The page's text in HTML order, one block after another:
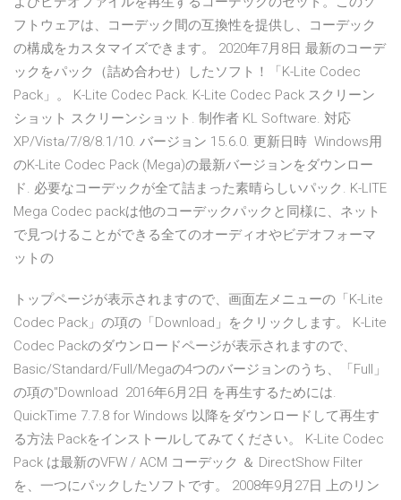
フトウェアは、コーデック間の互換性を提供し、コーデック
の構成をカスタマイズできます。 2020年7月8日 最新のコーデ
ックをパック（詰め合わせ）したソフト！「K-Lite Codec
Pack」。 K-Lite Codec Pack. K-Lite Codec Pack スクリーン
ショット スクリーンショット. 制作者 KL Software. 対応
XP/Vista/7/8/8.1/10. バージョン 15.6.0. 更新日時 Windows用
のK-Lite Codec Pack (Mega)の最新バージョンをダウンロー
ド. 必要なコーデックが全て詰まった素晴らしいパック. K-LITE
Mega Codec packは他のコーデックパックと同様に、ネット
で見つけることができる全てのオーディオやビデオフォーマ
ットの
トップページが表示されますので、画面左メニューの「K-Lite
Codec Pack」の項の「Download」をクリックします。 K-Lite
Codec Packのダウンロードページが表示されますので、
Basic/Standard/Full/Megaの4つのバージョンのうち、「Full」
の項の"Download 2016年6月2日 を再生するためには.
QuickTime 7.7.8 for Windows 以降をダウンロードして再生す
る方法 Packをインストールしてみてください。 K-Lite Codec
Pack は最新のVFW / ACM コーデック ＆ DirectShow Filter
を、一つにパックしたソフトです。 2008年9月27日 上のリン